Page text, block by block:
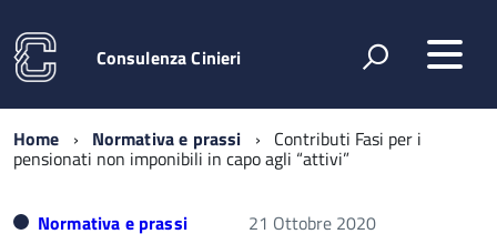
Consulenza Cinieri
Home Normativa e prassi Contributi Fasi per i
pensionati non imponibili in capo agli “attivi”
Normativa e prassi 21 Ottobre 2020